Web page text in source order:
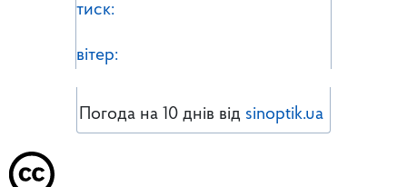
тиск:
вітер:
Погода на 10 днів від sinoptik.ua